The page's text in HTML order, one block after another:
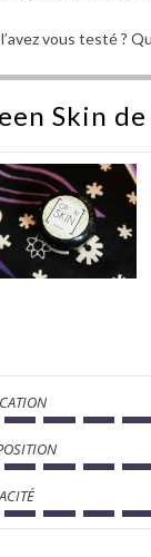
vous testé ?
Skin